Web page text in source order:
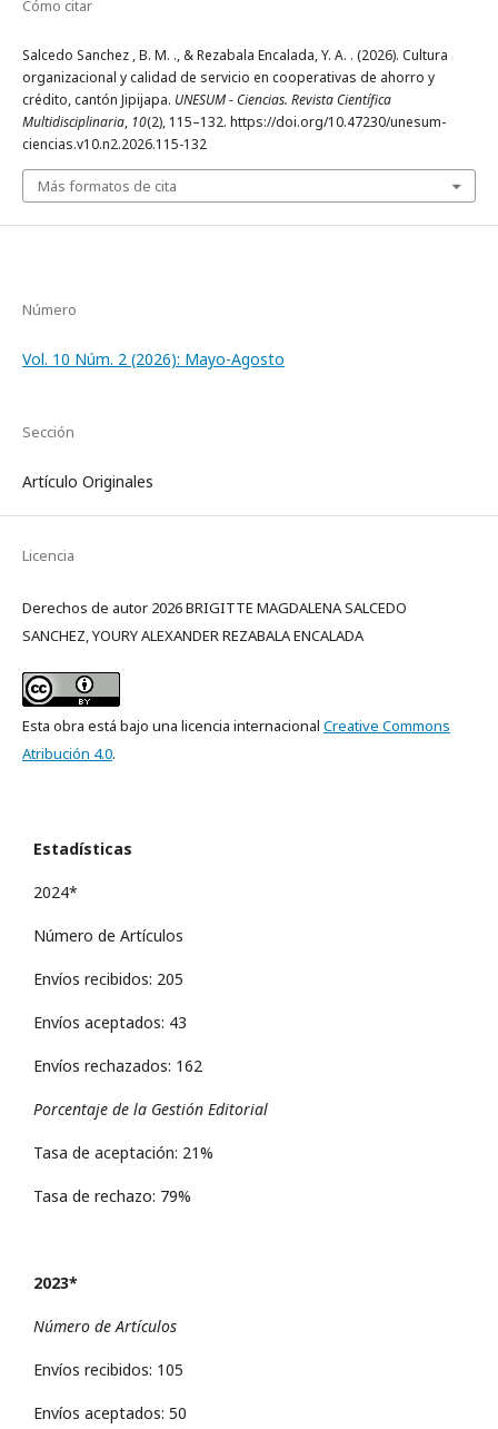
Cómo citar
Salcedo Sanchez , B. M. ., & Rezabala Encalada, Y. A. . (2026). Cultura
organizacional y calidad de servicio en cooperativas de ahorro y
crédito, cantón Jipijapa. UNESUM - Ciencias. Revista Científica
Multidisciplinaria, 10(2), 115–132. https://doi.org/10.47230/unesum-
ciencias.v10.n2.2026.115-132
Más formatos de cita
Número
Vol. 10 Núm. 2 (2026): Mayo-Agosto
Sección
Artículo Originales
Licencia
Derechos de autor 2026 BRIGITTE MAGDALENA SALCEDO
SANCHEZ, YOURY ALEXANDER REZABALA ENCALADA
Esta obra está bajo una licencia internacional Creative Commons
Atribución 4.0.
Estadísticas
2024*
Número de Artículos
Envíos recibidos: 205
Envíos aceptados: 43
Envíos rechazados: 162
Porcentaje de la Gestión Editorial
Tasa de aceptación: 21%
Tasa de rechazo: 79%
2023*
Número de Artículos
Envíos recibidos: 105
Envíos aceptados: 50